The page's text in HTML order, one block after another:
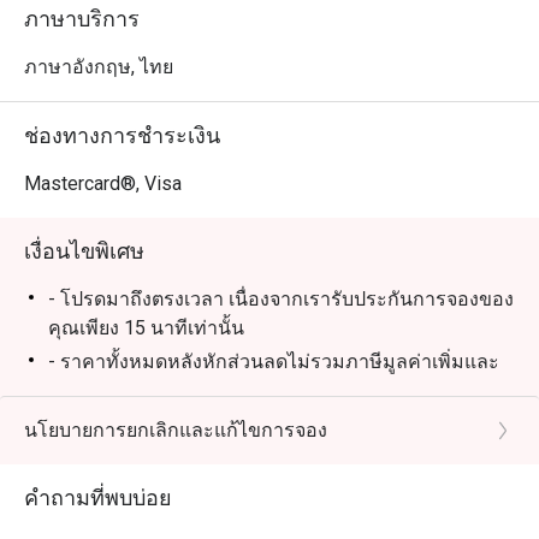
ภาษาบริการ
ภาษาอังกฤษ, ไทย
ช่องทางการชำระเงิน
Mastercard®, Visa
เงื่อนไขพิเศษ
- โปรดมาถึงตรงเวลา เนื่องจากเรารับประกันการจองของ
คุณเพียง 15 นาทีเท่านั้น
- ราคาทั้งหมดหลังหักส่วนลดไม่รวมภาษีมูลค่าเพิ่มและ
ค่าบริการ
*ส่วนลดไม่สามารถใช้ร่วมกับโปรโมชั่น ส่วนลด บัตร
**ส่วนลดไม่สามารถใช้สะสมคะแนน Marriott Bonvoy
นโยบายการยกเลิกและแก้ไขการจอง
คำถามที่พบบ่อย